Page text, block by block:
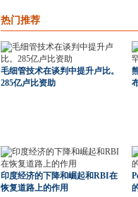
热门推荐
毛细管技术在谈判中提升卢比。
285亿卢比资助
印度经济的下降和崛起和RBI在
恢复道路上的作用